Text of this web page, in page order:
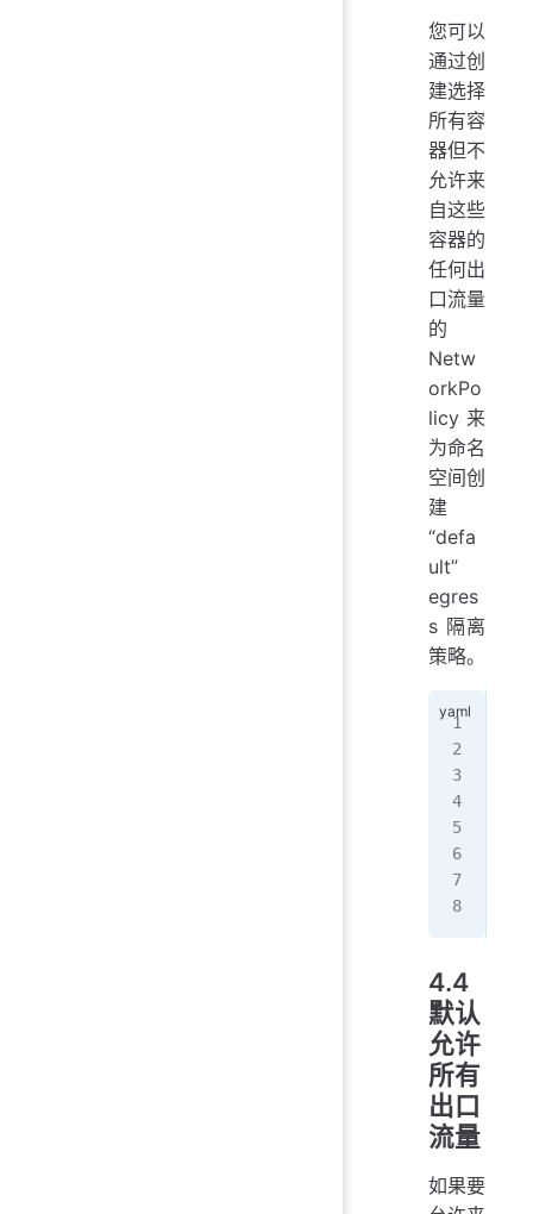
您可以
通过创
建选择
所有容
器但不
允许来
自这些
容器的
任何出
口流量
的
Netw
orkPo
licy 来
为命名
空间创
建
“defa
ult”
egres
s 隔离
策略。
4.4
默认
允许
所有
出口
流量
如果要